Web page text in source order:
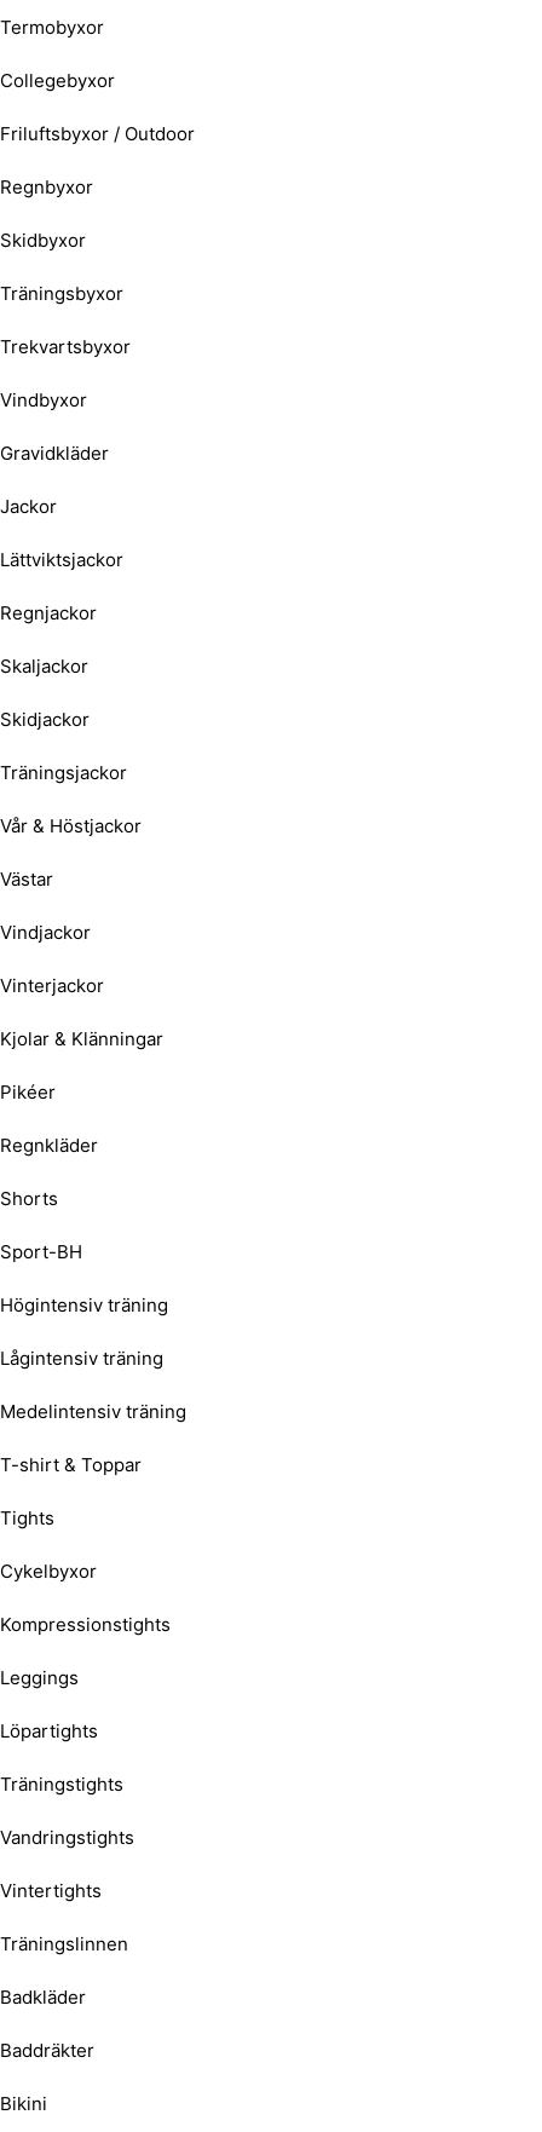
Termobyxor
Collegebyxor
Friluftsbyxor / Outdoor
Regnbyxor
Skidbyxor
Träningsbyxor
Trekvartsbyxor
Vindbyxor
Gravidkläder
Jackor
Lättviktsjackor
Regnjackor
Skaljackor
Skidjackor
Träningsjackor
Vår & Höstjackor
Västar
Vindjackor
Vinterjackor
Kjolar & Klänningar
Pikéer
Regnkläder
Shorts
Sport-BH
Högintensiv träning
Lågintensiv träning
Medelintensiv träning
T-shirt & Toppar
Tights
Cykelbyxor
Kompressionstights
Leggings
Löpartights
Träningstights
Vandringstights
Vintertights
Träningslinnen
Badkläder
Baddräkter
Bikini